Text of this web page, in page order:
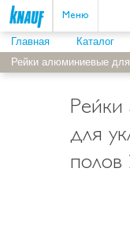
Меню
Главная Каталог
Рейки алюминиевые
Рейки
для